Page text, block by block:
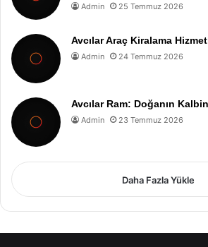
Admin 25 Temmuz 2026
Avcılar Araç Kiralama
Admin 24 Temmuz 2026
Avcılar Ram: Doğanın
Admin 23 Temmuz 2026
Daha Fazla Yükle